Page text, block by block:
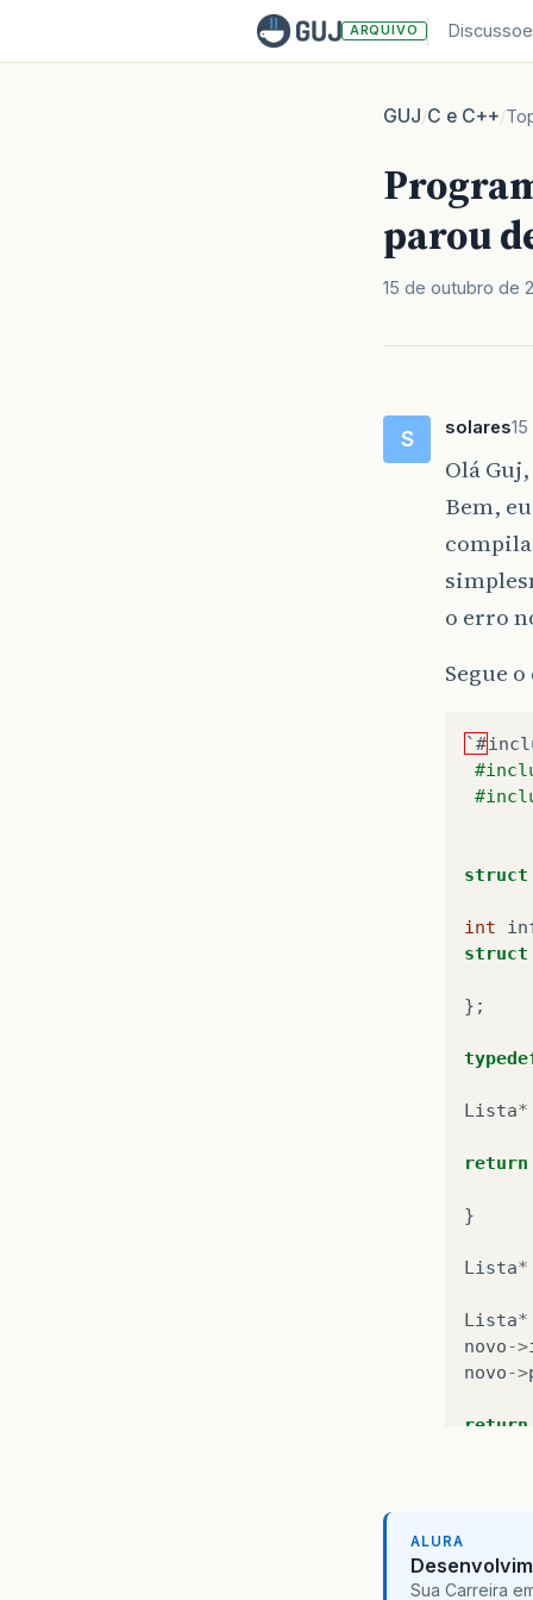
ARQUIVO
GUJ/C e C++/
parou
15 de outubro de
S solares
Olá
Bem,
o erro
Segue
`#
struct
int
struct
};
Lista*
return
}
Lista*
Lista*
novo->
novo->
return
Lista
ALURA
Sua Carreira